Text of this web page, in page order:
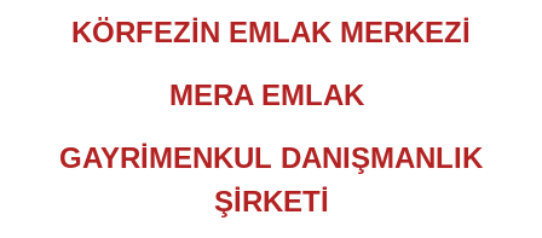
KÖRFEZİN EMLAK MERKEZİ
MERA EMLAK
GAYRİMENKUL DANIŞMANLIK
ŞİRKETİ​